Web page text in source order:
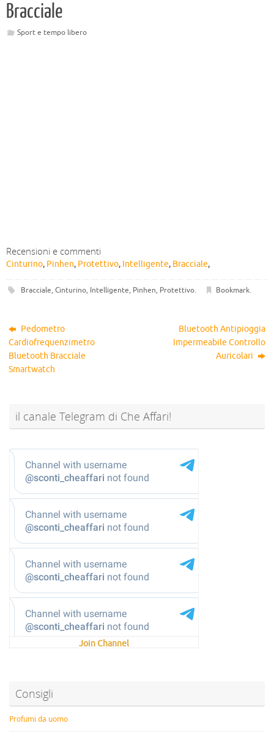
Bracciale
Sport e tempo libero
Recensioni e commenti
Cinturino, Pinhen, Protettivo, Intelligente, Bracciale,
Bracciale, Cinturino, Intelligente, Pinhen, Protettivo. Bookmark.
Pedometro
Cardiofrequenzimetro
Bluetooth Bracciale
Smartwatch
Bluetooth Antipioggia
Impermeabile Controllo
Auricolari
il canale Telegram di Che Affari!
Join Channel
Consigli
Profumi da uomo